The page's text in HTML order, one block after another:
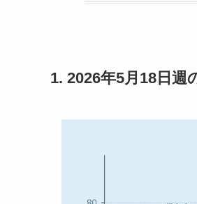
1. 2026年5月18日週